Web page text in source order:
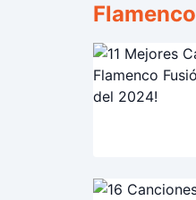
Flamenco